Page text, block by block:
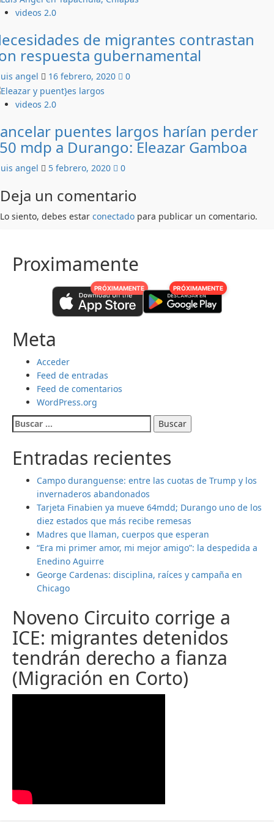
videos 2.0
de migrantes contrastan
respuesta gubernamental
angel 16 febrero, 2020 0
videos 2.0
puentes largos harían perder
mdp a Durango: Eleazar Gamboa
angel 5 febrero, 2020 0
Deja un comentario
Lo siento, debes estar conectado para publicar un comentario.
Proximamente
PRÓXIMAMENTE PRÓXIMAMENTE
Meta
Acceder
Feed de entradas
Feed de comentarios
WordPress.org
Buscar:
Entradas recientes
Campo duranguense: entre las cuotas de Trump y los
invernaderos abandonados
Tarjeta Finabien ya mueve 64mdd; Durango uno de los
diez estados que más recibe remesas
Madres que llaman, cuerpos que esperan
“Era mi primer amor, mi mejor amigo”: la despedida a
Enedino Aguirre
George Cardenas: disciplina, raíces y campaña en
Chicago
Noveno Circuito corrige a
ICE: migrantes detenidos
tendrán derecho a fianza
(Migración en Corto)